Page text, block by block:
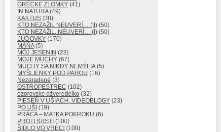
GRÉCKE ZLOMKY (41)
IN NATURA(49)
KAKTUS (38)
KTO NEZAŽIL NEUVERÍ… (II) (50)
KTO NEZAŽIL, NEUVERÍ… (I) (50)
ĽUDOVKY (170)
MÁŇA(5)
MÔJ JESENIN (23)
MOJE MUCHY (67)
MUCHY SA NIKDY NEMÝLIA(5)
MYŠLIENKY POD PAROU (16)
Nezaradené (3)
OSTROPESTREC (102)
ozorovske džveredelko (32)
PIESEŇ V UŠIACH, VIDEOBLOGY (23)
PO UŠI (19)
PRÁCA – MATKA POKROKU (6)
PROTI SRSTI (100)
ŠIDLO VO VRECI (100)